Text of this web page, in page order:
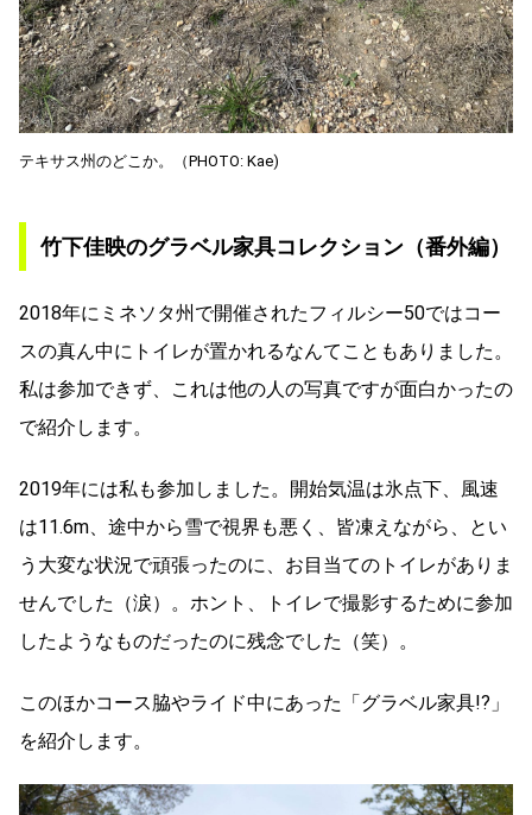
テキサス州のどこか。（PHOTO: Kae)
竹下佳映のグラベル家具コレクション（番外編）
2018年にミネソタ州で開催されたフィルシー50ではコー
スの真ん中にトイレが置かれるなんてこともありました。
私は参加できず、これは他の人の写真ですが面白かったの
で紹介します。
2019年には私も参加しました。開始気温は氷点下、風速
は11.6m、途中から雪で視界も悪く、皆凍えながら、とい
う大変な状況で頑張ったのに、お目当てのトイレがありま
せんでした（涙）。ホント、トイレで撮影するために参加
したようなものだったのに残念でした（笑）。
このほかコース脇やライド中にあった「グラベル家具!?」
を紹介します。